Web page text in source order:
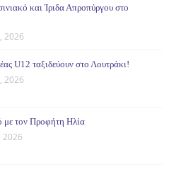
και Ίριδα Απροπύργου στο
2026
U12 ταξιδεύουν στο Λουτράκι!
2026
τον Προφήτη Ηλία
2026